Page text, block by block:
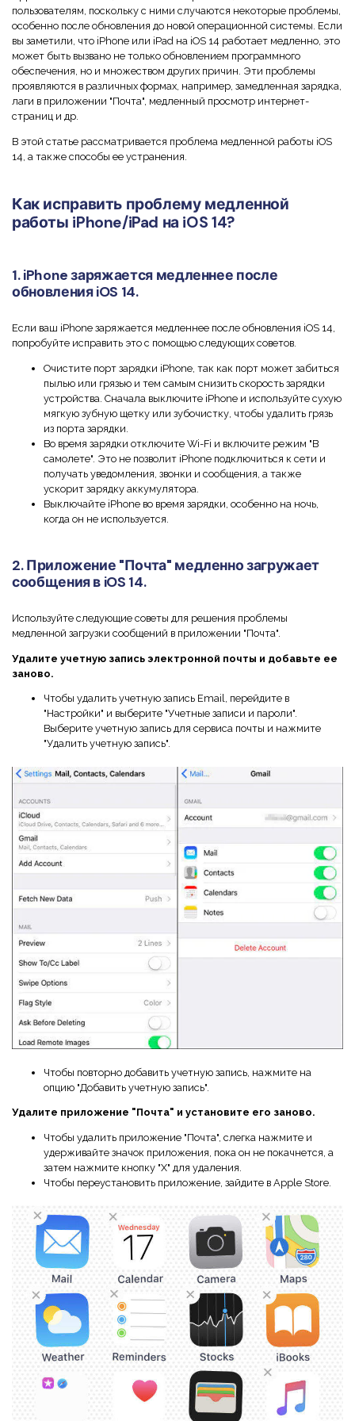
Новый PDFelement 12 умнее, быстрее,
проще
PDFelement делает работу с PDF еще удобнее.
Скачать бесплатно
Скрыть фрагменты PDF Новый
PDF OCR
Извлечение данных из PDF
Защита PDF паролем
Комплексные решения
Преподавание
IT-служба
Здравоохранение
Финансы
Издательство
Фрилансер
Все Функции PDF
Канал на YouTube
Сообщество ВКонтакте
Канал Яндекс Дзен
пользователям, поскольку с ними случаются некоторые проблемы,
особенно после обновления до новой операционной системы. Если
вы заметили, что iPhone или iPad на iOS 14 работает медленно, это
может быть вызвано не только обновлением программного
обеспечения, но и множеством других причин. Эти проблемы
проявляются в различных формах, например, замедленная зарядка,
лаги в приложении "Почта", медленный просмотр интернет-
страниц и др.
В этой статье рассматривается проблема медленной работы iOS
14, а также способы ее устранения.
Как исправить проблему медленной
работы iPhone/iPad на iOS 14?
1. iPhone заряжается медленнее после
обновления iOS 14.
Если ваш iPhone заряжается медленнее после обновления iOS 14,
попробуйте исправить это с помощью следующих советов.
Очистите порт зарядки iPhone, так как порт может забиться
пылью или грязью и тем самым снизить скорость зарядки
устройства. Сначала выключите iPhone и используйте сухую
мягкую зубную щетку или зубочистку, чтобы удалить грязь
из порта зарядки.
Во время зарядки отключите Wi-Fi и включите режим "В
самолете". Это не позволит iPhone подключиться к сети и
получать уведомления, звонки и сообщения, а также
ускорит зарядку аккумулятора.
Выключайте iPhone во время зарядки, особенно на ночь,
когда он не используется.
2. Приложение "Почта" медленно загружает
сообщения в iOS 14.
Используйте следующие советы для решения проблемы
медленной загрузки сообщений в приложении "Почта".
Удалите учетную запись электронной почты и добавьте ее
заново.
Чтобы удалить учетную запись Email, перейдите в
"Настройки" и выберите "Учетные записи и пароли".
Выберите учетную запись для сервиса почты и нажмите
"Удалить учетную запись".
Чтобы повторно добавить учетную запись, нажмите на
опцию "Добавить учетную запись".
Удалите приложение "Почта" и установите его заново.
Чтобы удалить приложение "Почта", слегка нажмите и
удерживайте значок приложения, пока он не покачнется, а
затем нажмите кнопку "X" для удаления.
Чтобы переустановить приложение, зайдите в Apple Store.